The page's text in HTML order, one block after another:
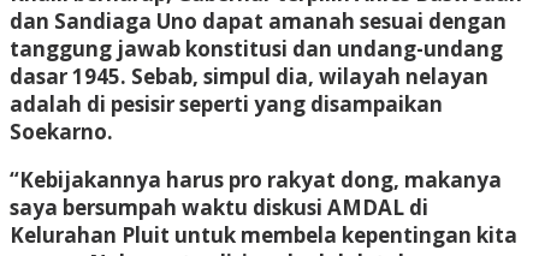
dan Sandiaga Uno dapat amanah sesuai dengan
tanggung jawab konstitusi dan undang-undang
dasar 1945. Sebab, simpul dia, wilayah nelayan
adalah di pesisir seperti yang disampaikan
Soekarno.
“Kebijakannya harus pro rakyat dong, makanya
saya bersumpah waktu diskusi AMDAL di
Kelurahan Pluit untuk membela kepentingan kita